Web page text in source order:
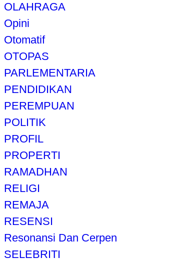
OLAHRAGA
Opini
Otomatif
OTOPAS
PARLEMENTARIA
PENDIDIKAN
PEREMPUAN
POLITIK
PROFIL
PROPERTI
RAMADHAN
RELIGI
REMAJA
RESENSI
Resonansi Dan Cerpen
SELEBRITI